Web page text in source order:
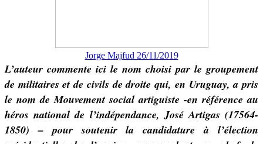
Jorge Majfud 26/11/2019
L’auteur commente ici le nom choisi par le groupement
de militaires et de civils de droite qui, en Uruguay, a pris
le nom de Mouvement social artiguiste -en référence au
héros national de l’indépendance, José Artigas (17564-
1850) – pour soutenir la candidature à l’élection